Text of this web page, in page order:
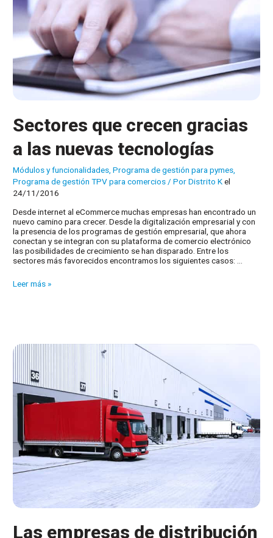
Sectores que crecen gracias
a las nuevas tecnologías
Módulos y funcionalidades ,Programa de gestión para pymes
Programa de gestión TPV para comercios / PorDistrito Kel
24/11/2016
Desde internet al eCommerce muchas empresas han encontrado un
nuevo camino para crecer. Desde la digitalización empresarial y con
la presencia de los programas de gestión empresarial, que ahora
conectan y se integran con su plataforma de comercio electrónico
las posibilidades de crecimiento se han disparado. Entre los
sectores más favorecidos encontramos los siguientes casos: …
Sectores
nuevas
tecnologías
Leer más »
Las empresas de distribución